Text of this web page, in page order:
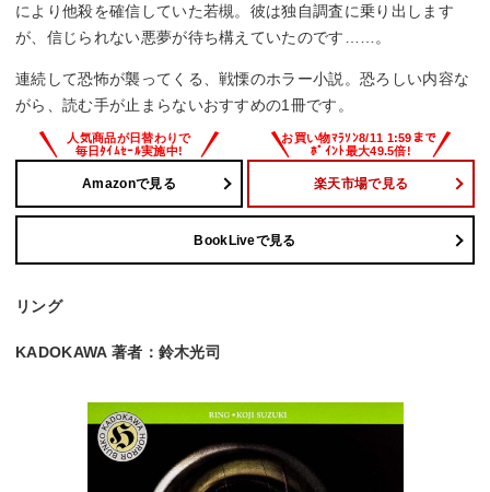
により他殺を確信していた若槻。彼は独自調査に乗り出します
が、信じられない悪夢が待ち構えていたのです……。
連続して恐怖が襲ってくる、戦慄のホラー小説。恐ろしい内容な
がら、読む手が止まらないおすすめの1冊です。
Amazonで見る 楽天市場で見る
BookLiveで見る
リング
KADOKAWA 著者：鈴木光司